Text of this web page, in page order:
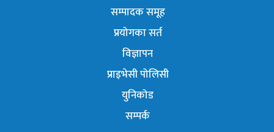
सम्पादक समूह
प्रयोगका सर्त
विज्ञापन
प्राइभेसी पोलिसी
युनिकोड
सम्पर्क